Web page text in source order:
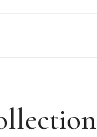
et la base